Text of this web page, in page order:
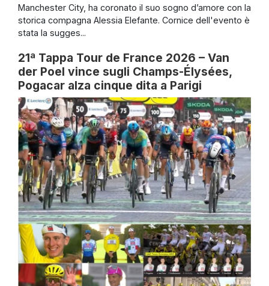
Manchester City, ha coronato il suo sogno d’amore con la
storica compagna Alessia Elefante. Cornice dell'evento è
stata la sugges...
21ª Tappa Tour de France 2026 – Van
der Poel vince sugli Champs-Élysées,
Pogacar alza cinque dita a Parigi